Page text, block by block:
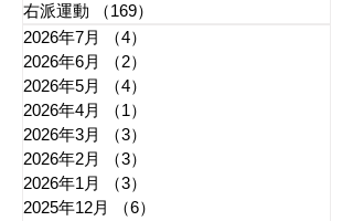
右派運動
（169）
2026年7月
（4）
2026年6月
（2）
2026年5月
（4）
2026年4月
（1）
2026年3月
（3）
2026年2月
（3）
2026年1月
（3）
2025年12月
（6）